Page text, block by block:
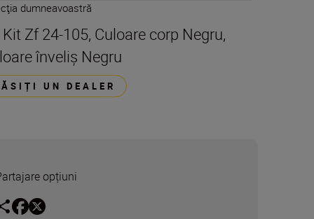
dumneavoastră
Zf 24-105, Culoare corp Negru,
înveliș Negru
UN DEALER
opțiuni